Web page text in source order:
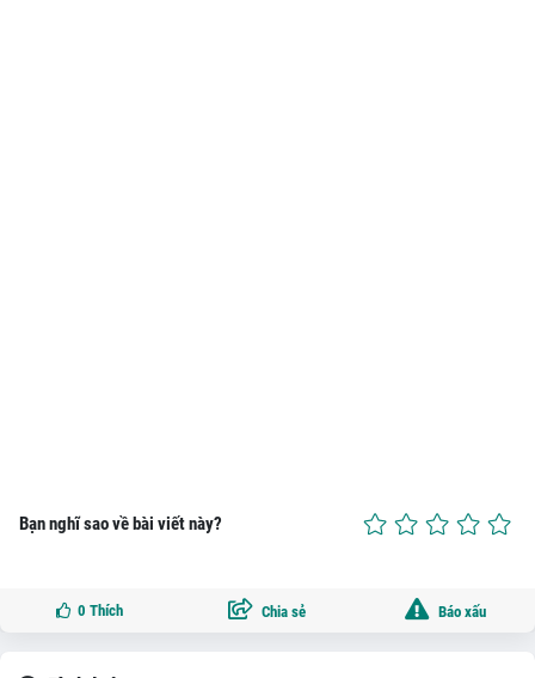
Bạn nghĩ sao về bài viết này?
0 Thích Chia sẻ Báo xấu